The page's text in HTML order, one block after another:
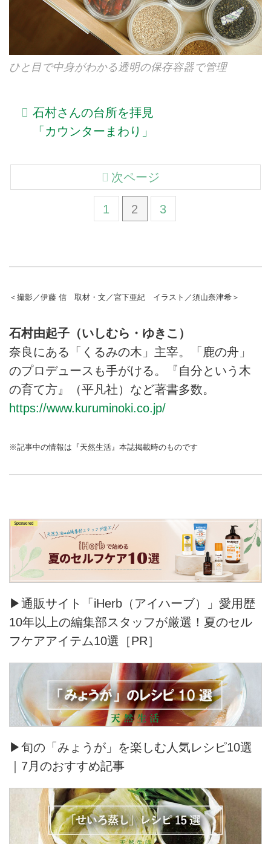
ひと目で中身がわかる透明の保存容器で管理
石村さんの台所を拝見
「カウンターまわり」
1 2 3
次ページ
＜撮影／伊藤 信 取材・文／宮下亜紀 イラスト／須山奈津希＞
石村由起子（いしむら・ゆきこ）
奈良にある「くるみの木」主宰。「鹿の舟」
のプロデュースも手がける。『自分という木
の育て方』（平凡社）など著書多数。
https://www.kuruminoki.co.jp/
※記事中の情報は『天然生活』本誌掲載時のものです
▶通販サイト「iHerb（アイハーブ）」愛用歴
10年以上の編集部スタッフが厳選！夏のセル
フケアアイテム10選［PR］
▶旬の「みょうが」を楽しむ人気レシピ10選
｜7月のおすすめ記事